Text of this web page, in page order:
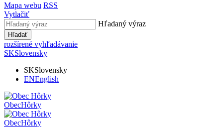
Mapa webu RSS
Vytlačiť
Hľadaný výraz
Hľadať
rozšírené vyhľadávanie
SKSlovensky
SKSlovensky
ENEnglish
ObecHôrky
ObecHôrky